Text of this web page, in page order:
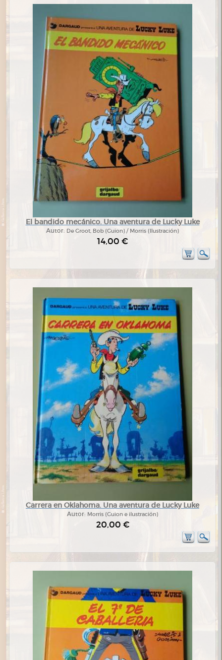
El bandido mecánico. Una aventura de Lucky Luke
Autor: De Groot, Bob (Guion) / Morris (Ilustración)
14,00 €
Carrera en Oklahoma. Una aventura de Lucky Luke
Autor: Morris (Guion e ilustración)
20,00 €